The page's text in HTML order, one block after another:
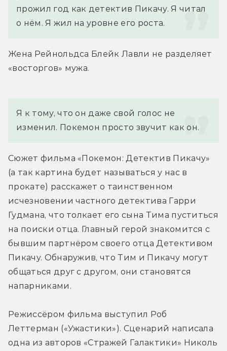
прожил год как детектив Пикачу. Я читал
о нём. Я жил на уровне его роста.
Жена Рейнольдса Блейк Лавли не разделяет
«восторгов» мужа.
Я к тому, что он даже свой голос не
изменил. Покемон просто звучит как он.
Сюжет фильма «Покемон: Детектив Пикачу»
(а так картина будет называться у нас в
прокате) расскажет о таинственном
исчезновении частного детектива Гарри
Гудмана, что толкает его сына Тима пуститься
на поиски отца. Главный герой знакомится с
бывшим партнёром своего отца Детективом
Пикачу. Обнаружив, что Тим и Пикачу могут
общаться друг с другом, они становятся
напарниками.
Режиссёром фильма выступил Роб
Леттерман («Ужастики»). Сценарий написала
одна из авторов «Стражей Галактики» Николь